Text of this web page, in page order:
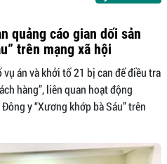
quảng cáo gian dối sản
trên mạng xã hội
án và khởi tố 21 bị can để điều tra
hàng”, liên quan hoạt động
y “Xương khớp bà Sáu” trên